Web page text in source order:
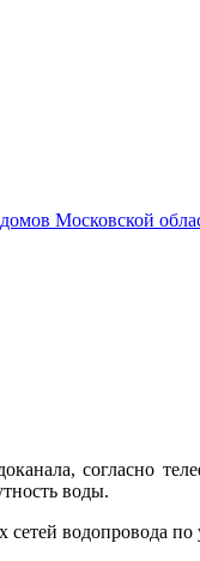
согласно
воды.
водопровода